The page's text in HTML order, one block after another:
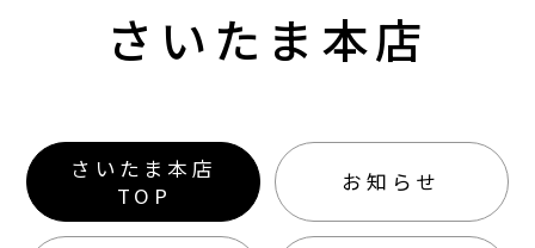
さいたま本店
さいたま本店
TOP
お知らせ